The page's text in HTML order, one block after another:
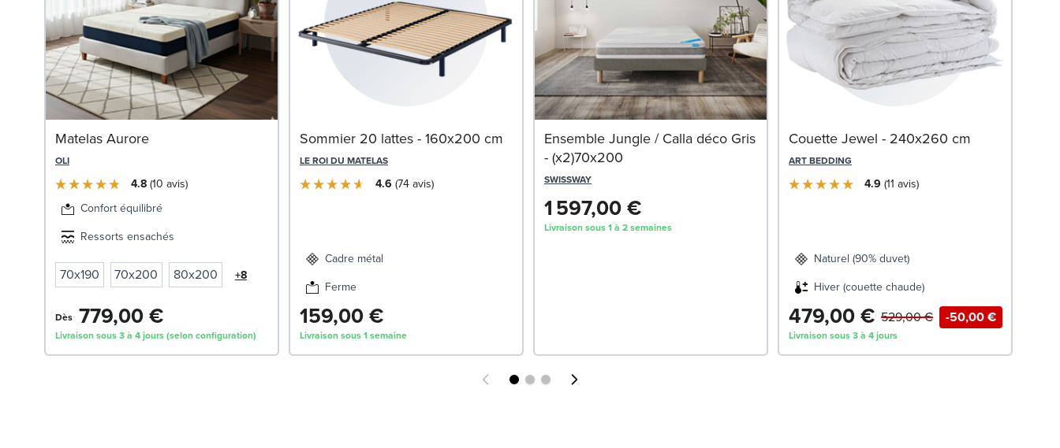
Matelas Aurore
OLI
4.8 10 avis
Confort équilibré
Ressorts ensachés
70x190 70x200 80x200 +8
Dès 779,00 €
Livraison sous 3 à 4 jours (selon configuration)
Sommier 20 lattes - 160x200 cm
LE ROI DU MATELAS
4.6 74avis
Cadre métal
Ferme
159,00 €
Livraison sous 1 semaine
Ensemble Jungle / Calla déco Gris
- (x2)70x200
SWISSWAY
1 597,00 €
Livraison sous 1 à 2 semaines
Couette Jewel - 240x260 cm
ART BEDDING
4.9 11 avis
Naturel (90% duvet)
Hiver (couette chaude)
479,00 € -50,00 €
529,00 €
Livraison sous 3 à 4 jours